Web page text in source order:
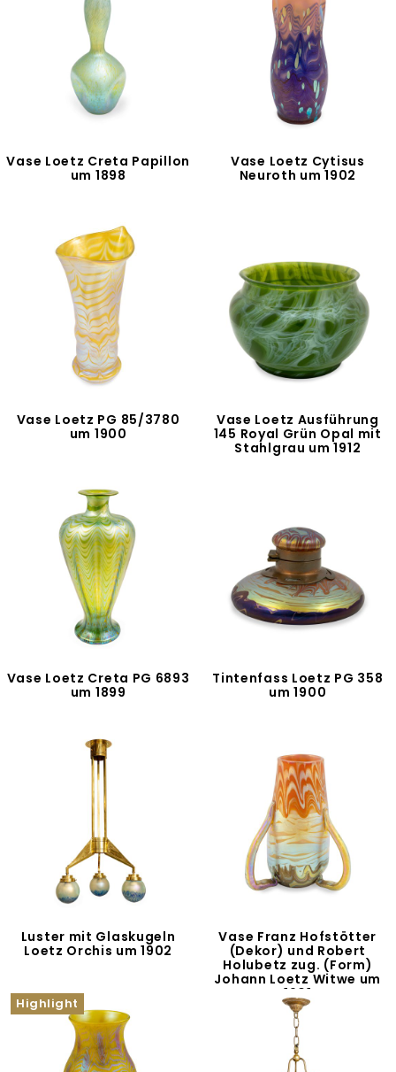
Vase Loetz Creta Papillon
um 1898
Vase Loetz Cytisus
Neuroth um 1902
Vase Loetz PG 85/3780
um 1900
Vase Loetz Ausführung
145 Royal Grün Opal mit
Stahlgrau um 1912
Vase Loetz Creta PG 6893
um 1899
Tintenfass Loetz PG 358
um 1900
Luster mit Glaskugeln
Loetz Orchis um 1902
Vase Franz Hofstötter
(Dekor) und Robert
Holubetz zug. (Form)
Johann Loetz Witwe um
1901
Highlight